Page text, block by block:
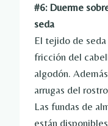
#6: Duerme
seda
El tejido de
fricción del
algodón.
arrugas del
Las fundas de
están